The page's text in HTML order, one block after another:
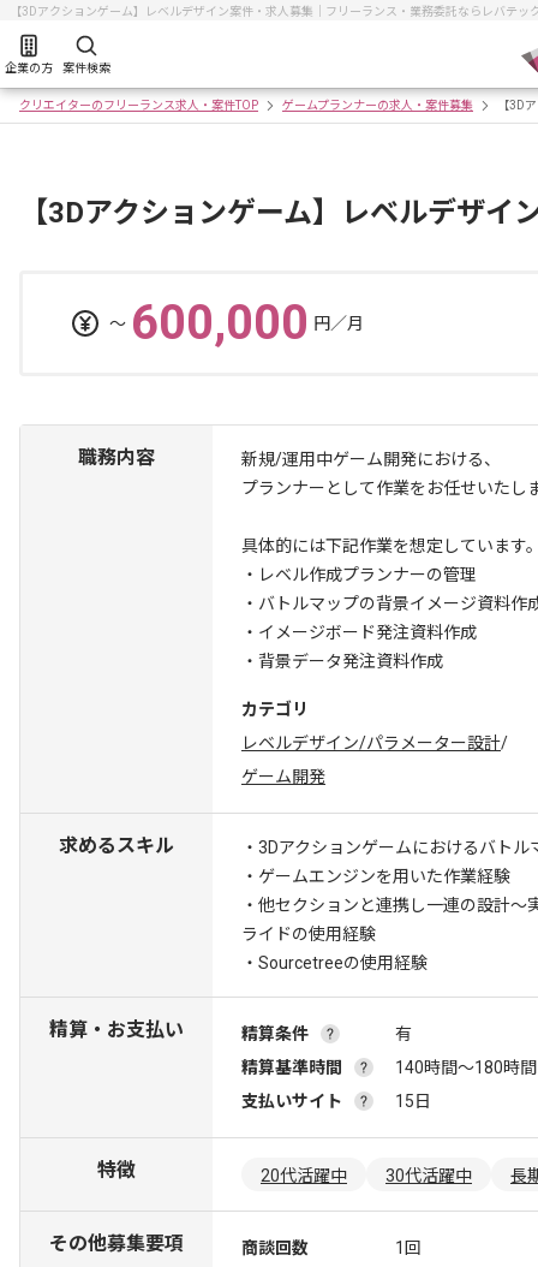
【3Dアクションゲーム】レベルデザイン案件・求人募集｜フリーランス・業務委託ならレバテッ
企業の方 案件検索
クリエイターのフリーランス求人・案件TOP ゲームプランナーの求人・案件募集 【3D
【3Dアクションゲーム】レベルデザイ
〜 600,000 円／月
職務内容
新規/運用中ゲーム開発における、
プランナーとして作業をお任せいたし
具体的には下記作業を想定しています
・レベル作成プランナーの管理
・バトルマップの背景イメージ資料作
・イメージボード発注資料作成
・背景データ発注資料作成
カテゴリ
レベルデザイン/パラメーター設計/
ゲーム開発
求めるスキル
・3Dアクションゲームにおけるバトル
・ゲームエンジンを用いた作業経験
・他セクションと連携し一連の設計～
ライドの使用経験
・Sourcetreeの使用経験
精算・お支払い 精算条件
有
精算基準時間
140時間〜180時間
支払いサイト
15日
特徴 20代活躍中 30代活躍中 長
その他募集要項 商談回数
1回